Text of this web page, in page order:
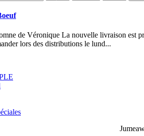
de Véronique La nouvelle livraison
lors des distributions le lund...